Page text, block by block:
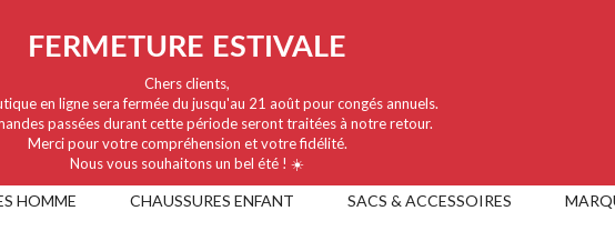
HOMME CHAUSSURES ENFANT SACS & ACCESSOIRES
FERMETURE ESTIVALE
Chers clients,
en ligne sera fermée du jusqu'au 21 août pour congés annuels.
passées durant cette période seront traitées à notre retour.
Merci pour votre compréhension et votre fidélité.
Nous vous souhaitons un bel été ! ☀️